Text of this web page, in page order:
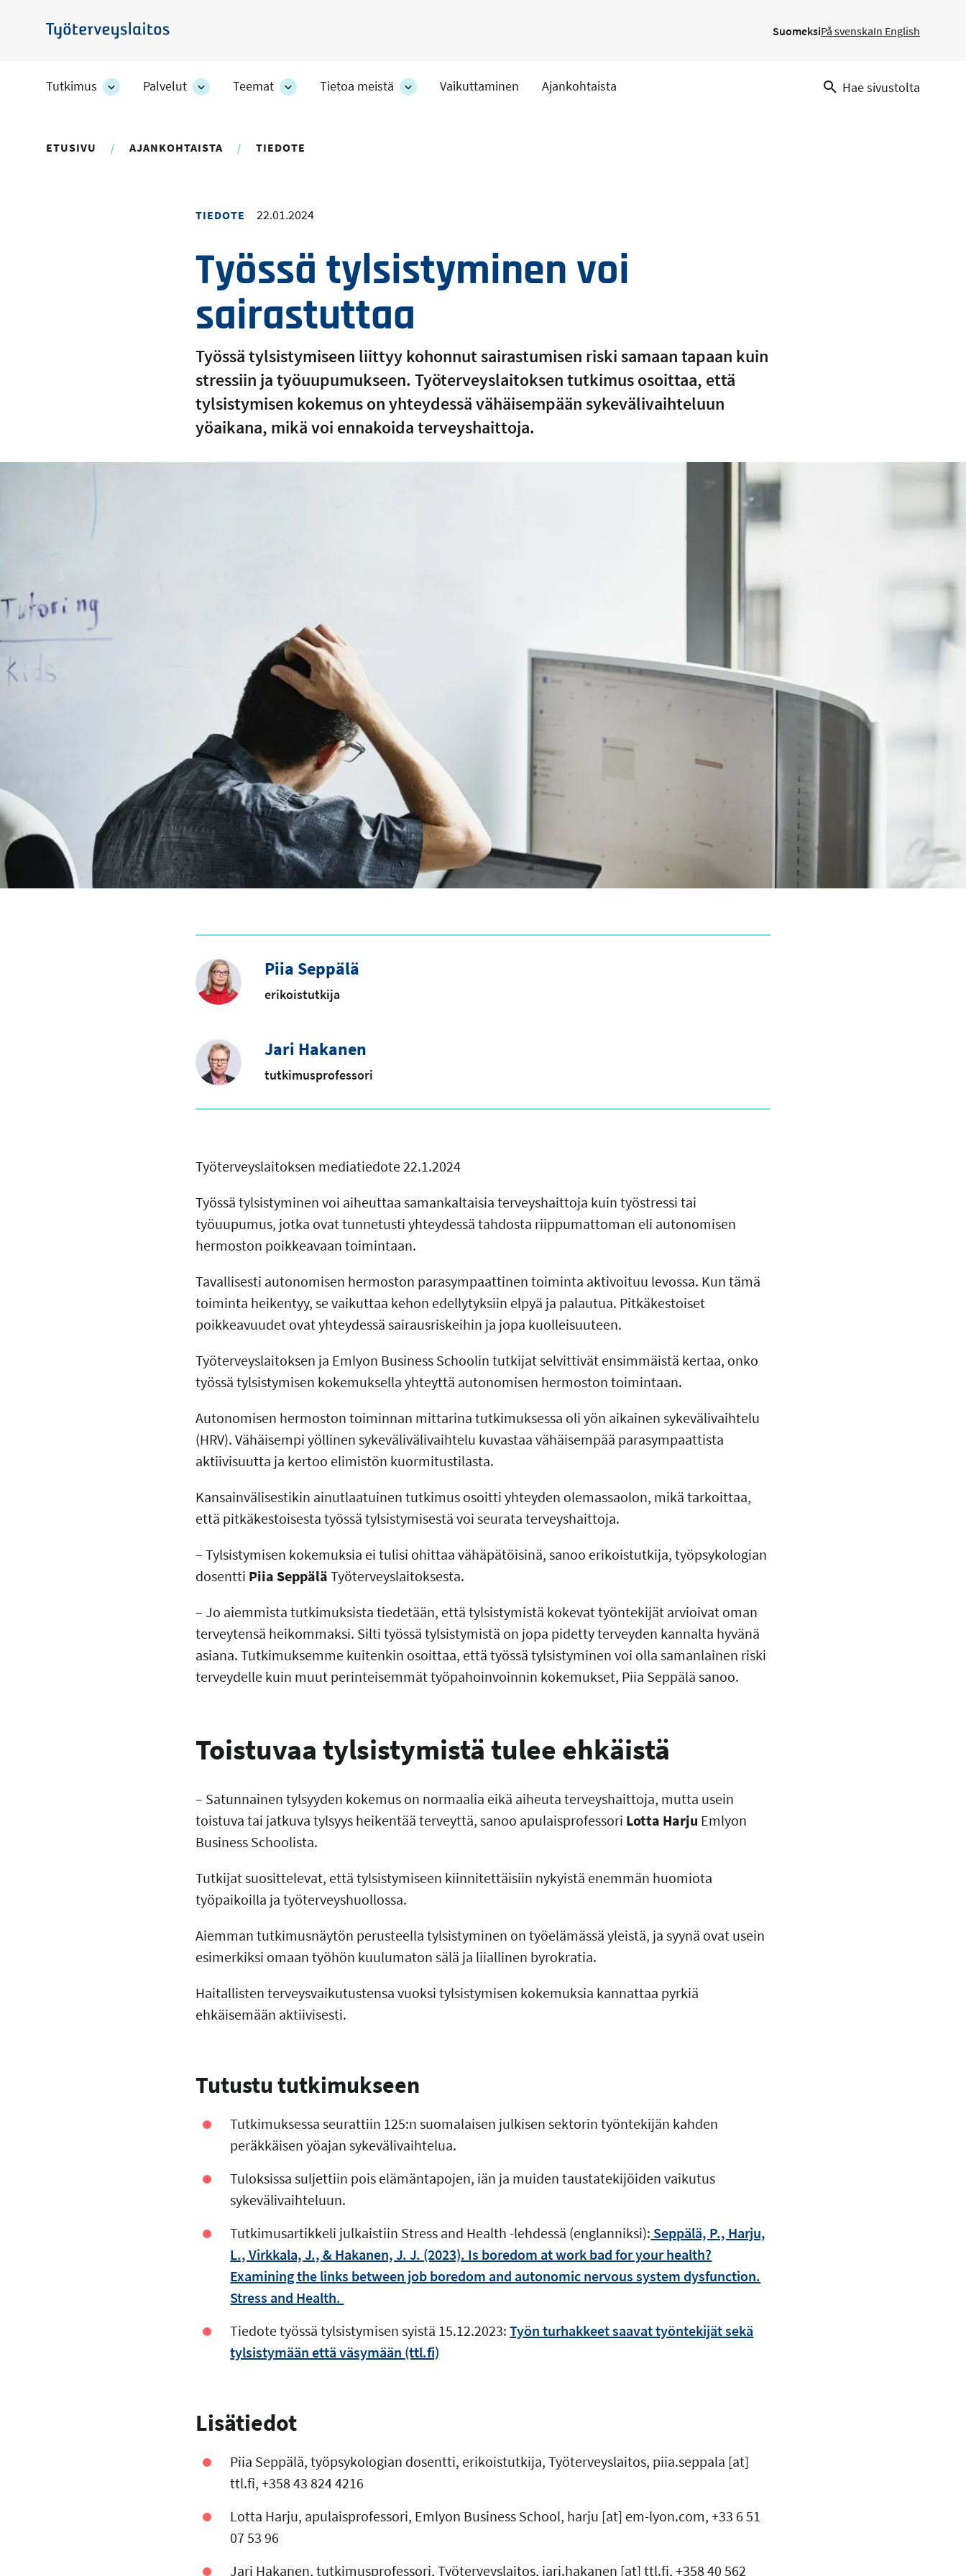
pääsisältöön
Työterveyslaitos
SuomeksiPå svenskaIn English
Tutkimus
TutkimusPalvelut
PalvelutTeemat
TeematTietoa meistä
TietoaVaikuttaminen Ajankohtaista Hae sivustolta
ETUSIVU AJANKOHTAISTA TIEDOTE
TIEDOTE 22.01.2024
Työssä tylsistyminen voi
sairastuttaa
Työssä tylsistymiseen liittyy kohonnut sairastumisen riski samaan tapaan kuin
stressiin ja työuupumukseen. Työterveyslaitoksen tutkimus osoittaa, että
tylsistymisen kokemus on yhteydessä vähäisempään sykevälivaihteluun
yöaikana, mikä voi ennakoida terveyshaittoja.
Piia Seppälä
erikoistutkija
Jari Hakanen
tutkimusprofessori
Työterveyslaitoksen mediatiedote 22.1.2024
Työssä tylsistyminen voi aiheuttaa samankaltaisia terveyshaittoja kuin työstressi tai
työuupumus, jotka ovat tunnetusti yhteydessä tahdosta riippumattoman eli autonomisen
hermoston poikkeavaan toimintaan.
Tavallisesti autonomisen hermoston parasympaattinen toiminta aktivoituu levossa. Kun tämä
toiminta heikentyy, se vaikuttaa kehon edellytyksiin elpyä ja palautua. Pitkäkestoiset
poikkeavuudet ovat yhteydessä sairausriskeihin ja jopa kuolleisuuteen.
Työterveyslaitoksen ja Emlyon Business Schoolin tutkijat selvittivät ensimmäistä kertaa, onko
työssä tylsistymisen kokemuksella yhteyttä autonomisen hermoston toimintaan.
Autonomisen hermoston toiminnan mittarina tutkimuksessa oli yön aikainen sykevälivaihtelu
(HRV). Vähäisempi yöllinen sykevälivälivaihtelu kuvastaa vähäisempää parasympaattista
aktiivisuutta ja kertoo elimistön kuormitustilasta.
Kansainvälisestikin ainutlaatuinen tutkimus osoitti yhteyden olemassaolon, mikä tarkoittaa,
että pitkäkestoisesta työssä tylsistymisestä voi seurata terveyshaittoja.
– Tylsistymisen kokemuksia ei tulisi ohittaa vähäpätöisinä, sanoo erikoistutkija, työpsykologian
dosentti Piia Seppälä Työterveyslaitoksesta.
– Jo aiemmista tutkimuksista tiedetään, että tylsistymistä kokevat työntekijät arvioivat oman
terveytensä heikommaksi. Silti työssä tylsistymistä on jopa pidetty terveyden kannalta hyvänä
asiana. Tutkimuksemme kuitenkin osoittaa, että työssä tylsistyminen voi olla samanlainen riski
terveydelle kuin muut perinteisemmät työpahoinvoinnin kokemukset, Piia Seppälä sanoo.
Toistuvaa tylsistymistä tulee ehkäistä
– Satunnainen tylsyyden kokemus on normaalia eikä aiheuta terveyshaittoja, mutta usein
toistuva tai jatkuva tylsyys heikentää terveyttä, sanoo apulaisprofessori Lotta Harju Emlyon
Business Schoolista.
Tutkijat suosittelevat, että tylsistymiseen kiinnitettäisiin nykyistä enemmän huomiota
työpaikoilla ja työterveyshuollossa.
Aiemman tutkimusnäytön perusteella tylsistyminen on työelämässä yleistä, ja syynä ovat usein
esimerkiksi omaan työhön kuulumaton sälä ja liiallinen byrokratia.
Haitallisten terveysvaikutustensa vuoksi tylsistymisen kokemuksia kannattaa pyrkiä
ehkäisemään aktiivisesti.
Tutustu tutkimukseen
Tutkimuksessa seurattiin 125:n suomalaisen julkisen sektorin työntekijän kahden
peräkkäisen yöajan sykevälivaihtelua.
Tuloksissa suljettiin pois elämäntapojen, iän ja muiden taustatekijöiden vaikutus
sykevälivaihteluun.
Tutkimusartikkeli julkaistiin Stress and Health -lehdessä (englanniksi): Seppälä, P., Harju,
L., Virkkala, J., & Hakanen, J. J. (2023). Is boredom at work bad for your health?
Examining the links between job boredom and autonomic nervous system dysfunction.
Stress and Health.
Tiedote työssä tylsistymisen syistä 15.12.2023:Työn turhakkeet saavat työntekijät sekä
tylsistymään että väsymään (ttl.fi)
Lisätiedot
Piia Seppälä, työpsykologian dosentti, erikoistutkija, Työterveyslaitos, piia.seppala [at]
ttl.fi, +358 43 824 4216
Lotta Harju, apulaisprofessori, Emlyon Business School, harju [at] em-lyon.com, +33 6 51
07 53 96
Jari Hakanen, tutkimusprofessori, Työterveyslaitos, jari.hakanen [at]ttl.fi, +358 40 562